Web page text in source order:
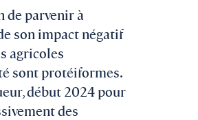
de parvenir à
son impact négatif
agricoles
sont protéiformes.
début 2024 pour
des